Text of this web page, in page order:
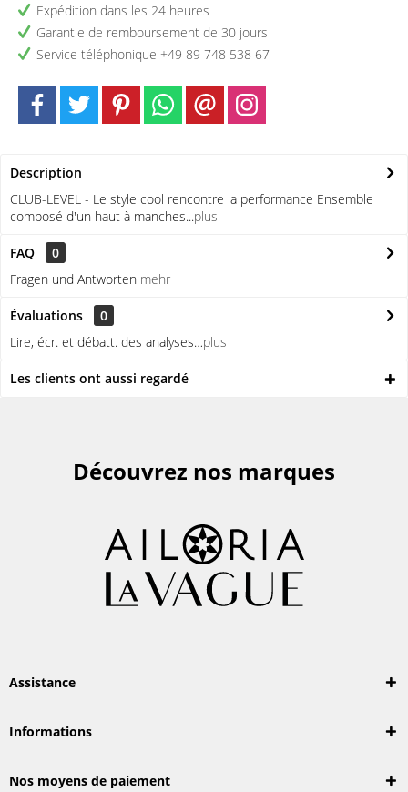
Expédition dans les 24 heures
Garantie de remboursement de 30 jours
Service téléphonique +49 89 748 538 67
Description
CLUB-LEVEL - Le style cool rencontre la performance Ensemble
composé d'un haut à manches...plus
FAQ
0
Fragen und Antworten mehr
Évaluations
0
Lire, écr. et débatt. des analyses…plus
Les clients ont aussi regardé
Découvrez nos marques
Assistance
Informations
Nos moyens de paiement